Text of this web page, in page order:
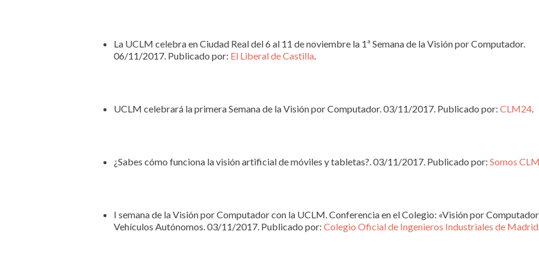
La UCLM celebra en Ciudad Real del 6 al 11 de noviembre la 1ª Semana de la Visión por Computador.
06/11/2017. Publicado por: El Liberal de Castilla.
UCLM celebrará la primera Semana de la Visión por Computador. 03/11/2017. Publicado por: CLM24.
¿Sabes cómo funciona la visión artificial de móviles y tabletas?. 03/11/2017. Publicado por: Somos CLM
I semana de la Visión por Computador con la UCLM. Conferencia en el Colegio: «Visión por
Vehículos Autónomos. 03/11/2017. Publicado por: Colegio Oficial de Ingenieros Industriales de Madrid